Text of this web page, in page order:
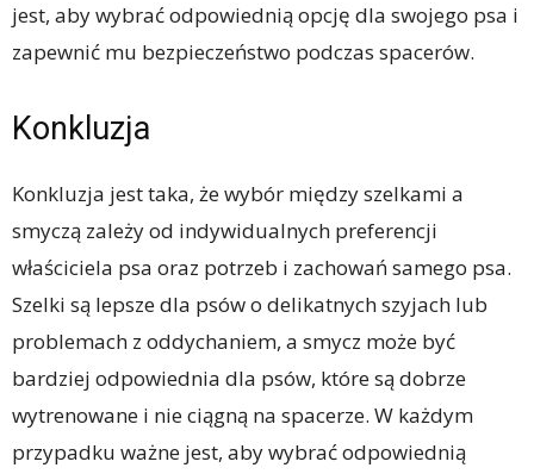
jest, aby wybrać odpowiednią opcję dla swojego psa i
zapewnić mu bezpieczeństwo podczas spacerów.
Konkluzja
Konkluzja jest taka, że wybór między szelkami a
smyczą zależy od indywidualnych preferencji
właściciela psa oraz potrzeb i zachowań samego psa.
Szelki są lepsze dla psów o delikatnych szyjach lub
problemach z oddychaniem, a smycz może być
bardziej odpowiednia dla psów, które są dobrze
wytrenowane i nie ciągną na spacerze. W każdym
przypadku ważne jest, aby wybrać odpowiednią